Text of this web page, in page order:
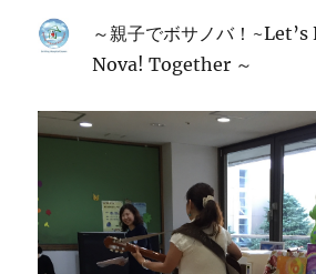
～親子でボサノバ！
Nova! Together ～